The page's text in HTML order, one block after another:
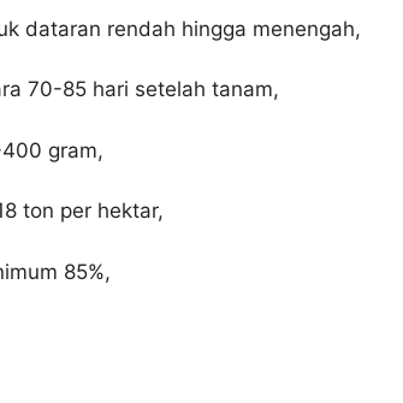
dataran rendah hingga menengah,
70-85 hari setelah tanam,
gram,
ton per hektar,
85%,